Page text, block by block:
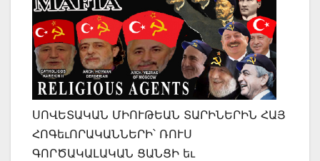
ՍՈՎԵՏԱԿԱՆ ՄԻՈՒԹԵԱՆ ՏԱՐԻՆԵՐԻՆ ՀԱՅ
ՀՈԳեւՈՐԱԿԱՆՆԵՐԻ՝ ՌՈՒՍ
ԳՈՐԾԱԿԱԼԱԿԱՆ ՑԱՆՑԻ եւ